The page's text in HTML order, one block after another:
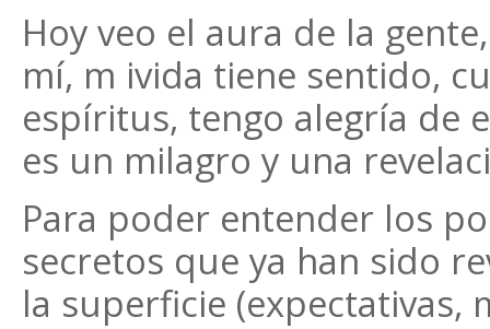
Hoy veo el aura de la
mí, m ivida tiene sentido,
espíritus, tengo alegría de
es un milagro y una
Para poder entender los
secretos que ya han sido
la superficie (expectativas,